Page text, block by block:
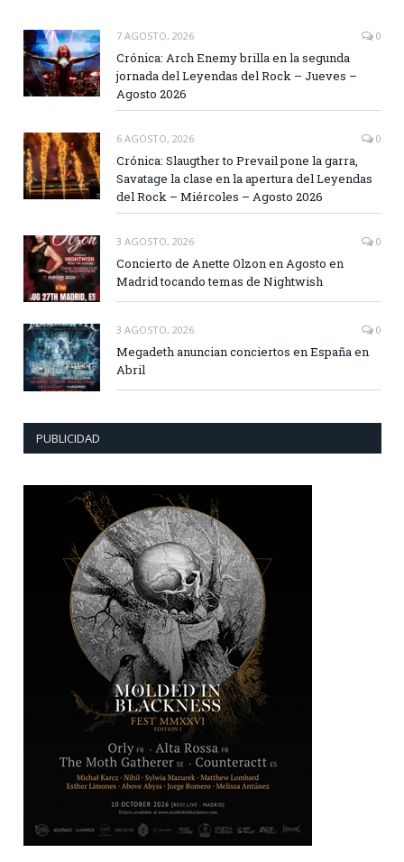
7 AGOSTO, 2026 0
Crónica: Arch Enemy brilla en la segunda
jornada del Leyendas del Rock – Jueves –
Agosto 2026
6 AGOSTO, 2026 0
Crónica: Slaugther to Prevail pone la garra,
Savatage la clase en la apertura del Leyendas
del Rock – Miércoles – Agosto 2026
3 AGOSTO, 2026 0
Concierto de Anette Olzon en Agosto en
Madrid tocando temas de Nightwish
3 AGOSTO, 2026 0
Megadeth anuncian conciertos en España en
Abril
PUBLICIDAD